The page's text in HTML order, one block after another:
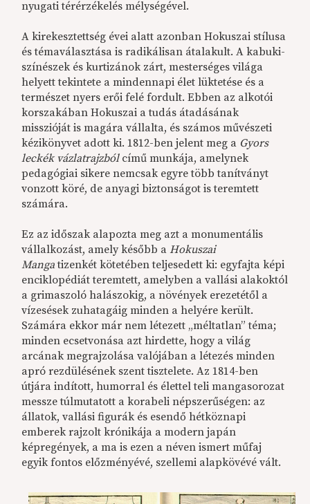
nyugati térérzékelés mélységével.
A kirekesztettség évei alatt azonban Hokuszai stílusa
és témaválasztása is radikálisan átalakult. A kabuki-
színészek és kurtizánok zárt, mesterséges világa
helyett tekintete a mindennapi élet lüktetése és a
természet nyers erői felé fordult. Ebben az alkotói
korszakában Hokuszai a tudás átadásának
misszióját is magára vállalta, és számos művészeti
kézikönyvet adott ki. 1812-ben jelent meg a Gyors
leckék vázlatrajzbólcímű munkája, amelynek
pedagógiai sikere nemcsak egyre több tanítványt
vonzott köré, de anyagi biztonságot is teremtett
számára.
Ez az időszak alapozta meg azt a monumentális
vállalkozást, amely később aHokuszai
Mangatizenkét kötetében teljesedett ki: egyfajta képi
enciklopédiát teremtett, amelyben a vallási alakoktól
a grimaszoló halászokig, a növények erezetétől a
vízesések zuhatagáig minden a helyére került.
Számára ekkor már nem létezett „méltatlan” téma;
minden ecsetvonása azt hirdette, hogy a világ
arcának megrajzolása valójában a létezés minden
apró rezdülésének szent tisztelete. Az 1814-ben
útjára indított, humorral és élettel teli mangasorozat
messze túlmutatott a korabeli népszerűségen: az
állatok, vallási figurák és esendő hétköznapi
emberek rajzolt krónikája a modern japán
képregények, a ma is ezen a néven ismert műfaj
egyik fontos előzményévé, szellemi alapkövévé vált.